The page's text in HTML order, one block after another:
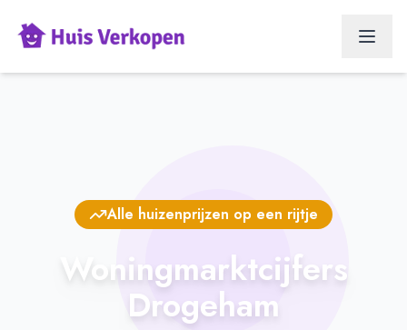
Alle huizenprijzen op een rijtje
Woningmarktcijfers
Drogeham